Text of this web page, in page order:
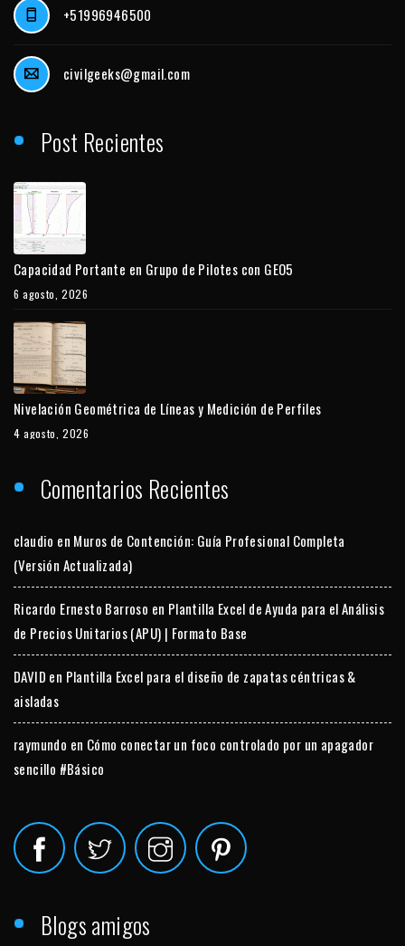
+51996946500
civilgeeks@gmail.com
Post Recientes
Capacidad Portante en Grupo de Pilotes con GEO5
6 agosto, 2026
Nivelación Geométrica de Líneas y Medición de Perfiles
4 agosto, 2026
Comentarios Recientes
claudio en Muros de Contención: Guía Profesional Completa
(Versión Actualizada)
Ricardo Ernesto Barroso en Plantilla Excel de Ayuda para el Análisis
de Precios Unitarios (APU) | Formato Base
DAVID en Plantilla Excel para el diseño de zapatas céntricas &
aisladas
raymundo en Cómo conectar un foco controlado por un apagador
sencillo #Básico
Blogs amigos